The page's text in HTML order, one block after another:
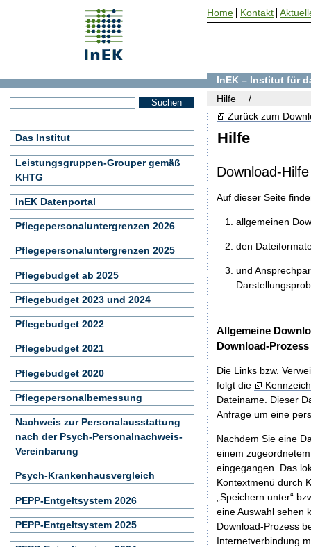
Hilfe
Zurück zum
Download-Hilfe
Auf dieser Seite
allgemeinen
den
und
Allgemeine
Download-Prozess
Die Links bzw.
folgt die
Dateiname. Dieser
Anfrage um eine
Nachdem Sie eine
einem
eingegangen. Das
Kontextmenü durch
„Speichern unter“
eine Auswahl sehen
Download-Prozess
Internetverbindung
InEK – Institut für
Hilfe
Das Institut
Leistungsgruppen-Grouper gemäß
KHTG
InEK Datenportal
Pflegepersonaluntergrenzen 2026
Pflegepersonaluntergrenzen 2025
Pflegebudget ab 2025
Pflegebudget 2023 und 2024
Pflegebudget 2022
Pflegebudget 2021
Pflegebudget 2020
Pflegepersonalbemessung
Nachweis zur Personalausstattung
nach der Psych-Personalnachweis-
Vereinbarung
Psych-Krankenhausvergleich
PEPP-Entgeltsystem 2026
PEPP-Entgeltsystem 2025
Home Kontakt